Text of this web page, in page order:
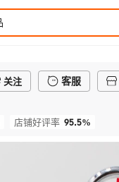
关注 客服
店铺好评率 95.5%